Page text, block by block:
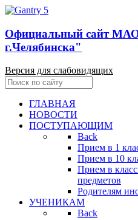
Официальный сайт
г.Челябинска"
Версия для слабовидящих
ГЛАВНАЯ
НОВОСТИ
ПОСТУПАЮЩИМ
Back
Прием в 1
Прием в 10
Прием в
предметов
Родителям
УЧЕНИКАМ
Back